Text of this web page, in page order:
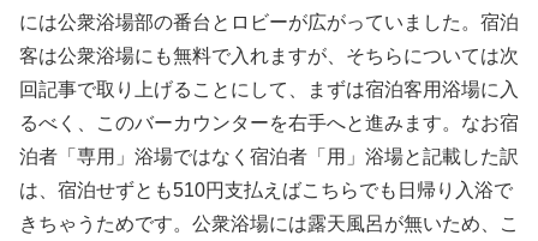
には公衆浴場部の番台とロビーが広がっていました。宿泊
客は公衆浴場にも無料で入れますが、そちらについては次
回記事で取り上げることにして、まずは宿泊客用浴場に入
るべく、このバーカウンターを右手へと進みます。なお宿
泊者「専用」浴場ではなく宿泊者「用」浴場と記載した訳
は、宿泊せずとも510円支払えばこちらでも日帰り入浴で
きちゃうためです。公衆浴場には露天風呂が無いため、こ